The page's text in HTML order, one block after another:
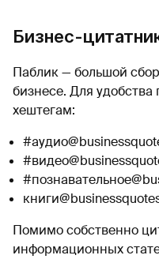
Бизнес-
Паблик — большой
бизнесе. Для
хештегам:
Помимо собственно
информационных